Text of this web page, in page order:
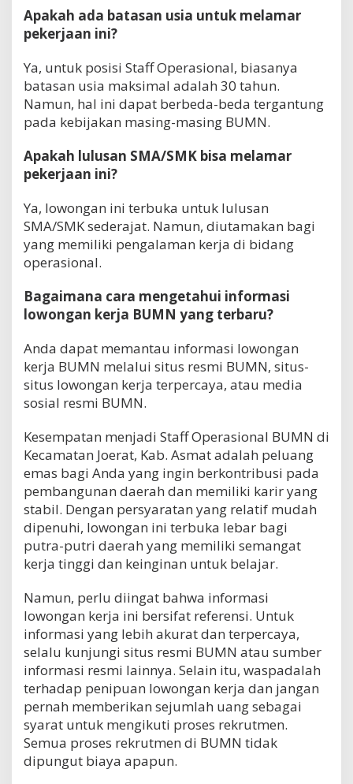
Apakah ada batasan usia untuk melamar
pekerjaan ini?
Ya, untuk posisi Staff Operasional, biasanya
batasan usia maksimal adalah 30 tahun.
Namun, hal ini dapat berbeda-beda tergantung
pada kebijakan masing-masing BUMN.
Apakah lulusan SMA/SMK bisa melamar
pekerjaan ini?
Ya, lowongan ini terbuka untuk lulusan
SMA/SMK sederajat. Namun, diutamakan bagi
yang memiliki pengalaman kerja di bidang
operasional.
Bagaimana cara mengetahui informasi
lowongan kerja BUMN yang terbaru?
Anda dapat memantau informasi lowongan
kerja BUMN melalui situs resmi BUMN, situs-
situs lowongan kerja terpercaya, atau media
sosial resmi BUMN.
Kesempatan menjadi Staff Operasional BUMN di
Kecamatan Joerat, Kab. Asmat adalah peluang
emas bagi Anda yang ingin berkontribusi pada
pembangunan daerah dan memiliki karir yang
stabil. Dengan persyaratan yang relatif mudah
dipenuhi, lowongan ini terbuka lebar bagi
putra-putri daerah yang memiliki semangat
kerja tinggi dan keinginan untuk belajar.
Namun, perlu diingat bahwa informasi
lowongan kerja ini bersifat referensi. Untuk
informasi yang lebih akurat dan terpercaya,
selalu kunjungi situs resmi BUMN atau sumber
informasi resmi lainnya. Selain itu, waspadalah
terhadap penipuan lowongan kerja dan jangan
pernah memberikan sejumlah uang sebagai
syarat untuk mengikuti proses rekrutmen.
Semua proses rekrutmen di BUMN tidak
dipungut biaya apapun.